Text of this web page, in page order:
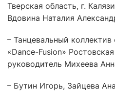
Тверская область, г.
Вдовина Наталия
– Танцевальный
«Dance-Fusion»
руководитель Михеева
– Бутин Игорь, Зайцева